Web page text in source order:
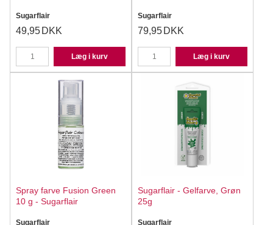
Sugarflair
49,95 DKK
Læg i kurv
Sugarflair
79,95 DKK
Læg i kurv
Spray farve Fusion Green
10 g - Sugarflair
Sugarflair
Sugarflair - Gelfarve, Grøn
25g
Sugarflair